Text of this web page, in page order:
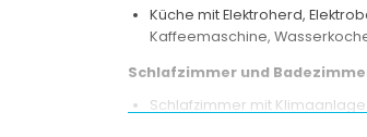
Küche mit Elektroherd,
Kaffeemaschine,
Schlafzimmer und
Schlafzimmer mit